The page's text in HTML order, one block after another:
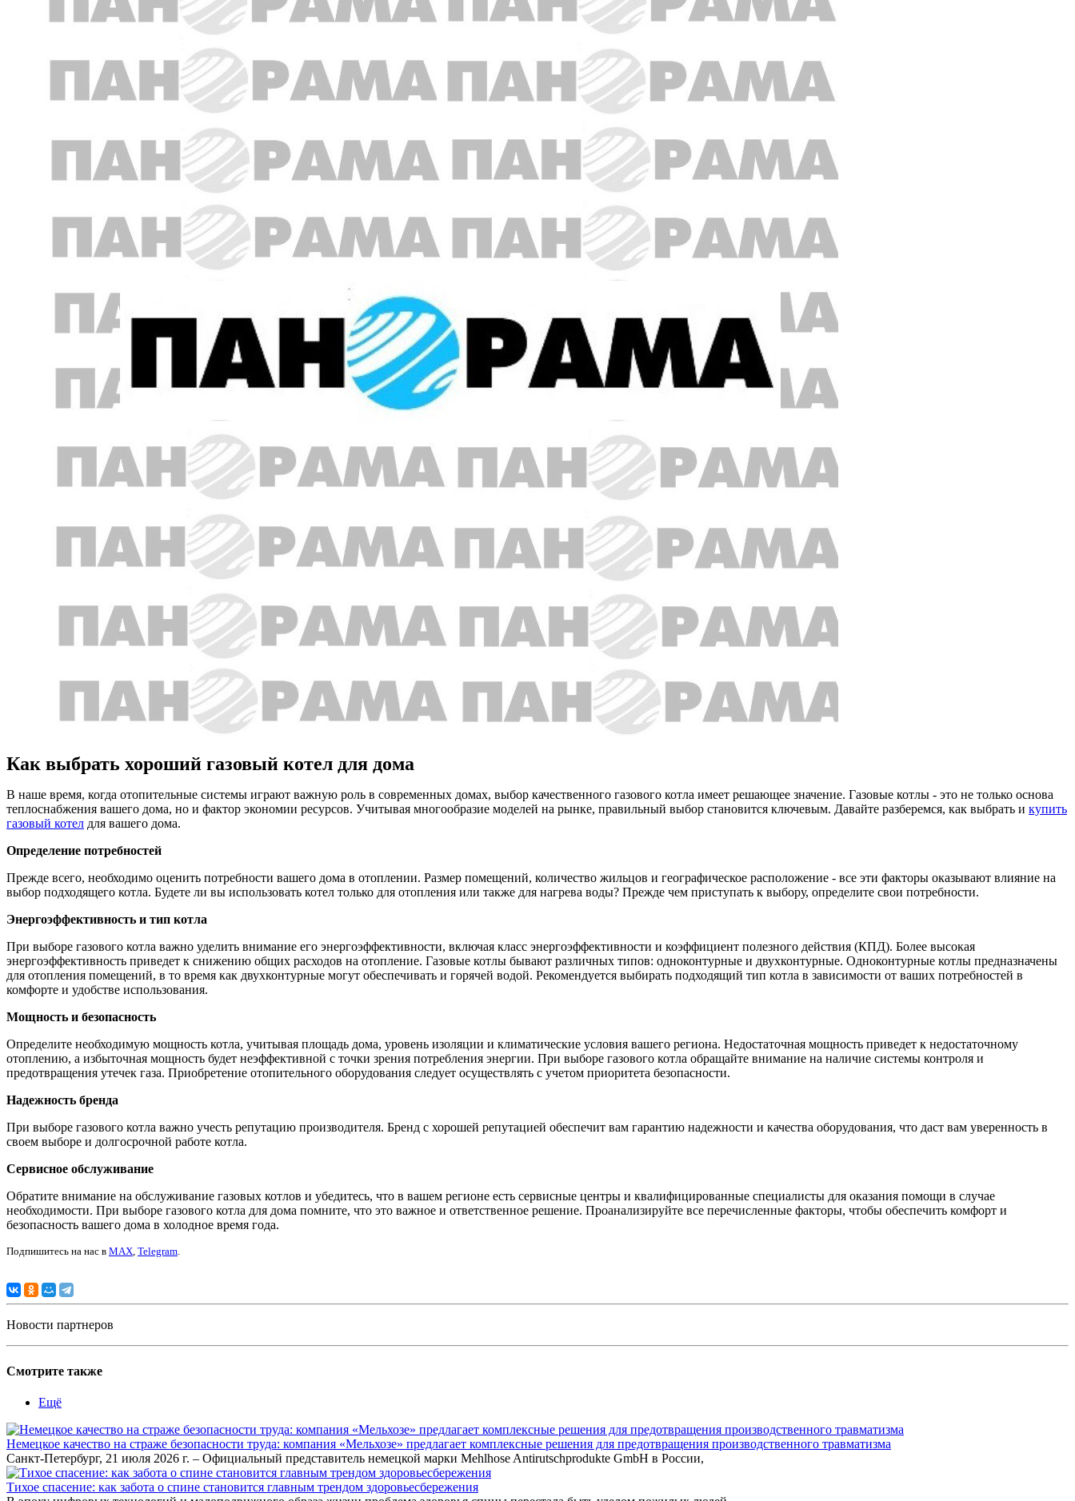
Как выбрать хороший газовый котел для дома
В наше время, когда отопительные системы играют важную роль в современных домах, выбор качественного газового котла имеет решающее значение. Газовые котлы - это не только основа
теплоснабжения вашего дома, но и фактор экономии ресурсов. Учитывая многообразие моделей на рынке, правильный выбор становится ключевым. Давайте разберемся, как выбрать и купить
газовый котел для вашего дома.
Определение потребностей
Прежде всего, необходимо оценить потребности вашего дома в отоплении. Размер помещений, количество жильцов и географическое расположение - все эти факторы оказывают влияние на
выбор подходящего котла. Будете ли вы использовать котел только для отопления или также для нагрева воды? Прежде чем приступать к выбору, определите свои потребности.
Энергоэффективность и тип котла
При выборе газового котла важно уделить внимание его энергоэффективности, включая класс энергоэффективности и коэффициент полезного действия (КПД). Более высокая
энергоэффективность приведет к снижению общих расходов на отопление. Газовые котлы бывают различных типов: одноконтурные и двухконтурные. Одноконтурные котлы предназначены
для отопления помещений, в то время как двухконтурные могут обеспечивать и горячей водой. Рекомендуется выбирать подходящий тип котла в зависимости от ваших потребностей в
комфорте и удобстве использования.
Мощность и безопасность
Определите необходимую мощность котла, учитывая площадь дома, уровень изоляции и климатические условия вашего региона. Недостаточная мощность приведет к недостаточному
отоплению, а избыточная мощность будет неэффективной с точки зрения потребления энергии. При выборе газового котла обращайте внимание на наличие системы контроля и
предотвращения утечек газа. Приобретение отопительного оборудования следует осуществлять с учетом приоритета безопасности.
Надежность бренда
При выборе газового котла важно учесть репутацию производителя. Бренд с хорошей репутацией обеспечит вам гарантию надежности и качества оборудования, что даст вам уверенность в
своем выборе и долгосрочной работе котла.
Сервисное обслуживание
Обратите внимание на обслуживание газовых котлов и убедитесь, что в вашем регионе есть сервисные центры и квалифицированные специалисты для оказания помощи в случае
необходимости. При выборе газового котла для дома помните, что это важное и ответственное решение. Проанализируйте все перечисленные факторы, чтобы обеспечить комфорт и
безопасность вашего дома в холодное время года.
Подпишитесь на нас в MAX, Telegram.
Новости партнеров
Смотрите также
Ещё
Немецкое качество на страже безопасности труда: компания «Мельхозе» предлагает комплексные решения для предотвращения производственного травматизма
Санкт-Петербург, 21 июля 2026 г. – Официальный представитель немецкой марки Mehlhose Antirutschprodukte GmbH в России,
Тихое спасение: как забота о спине становится главным трендом здоровьесбережения